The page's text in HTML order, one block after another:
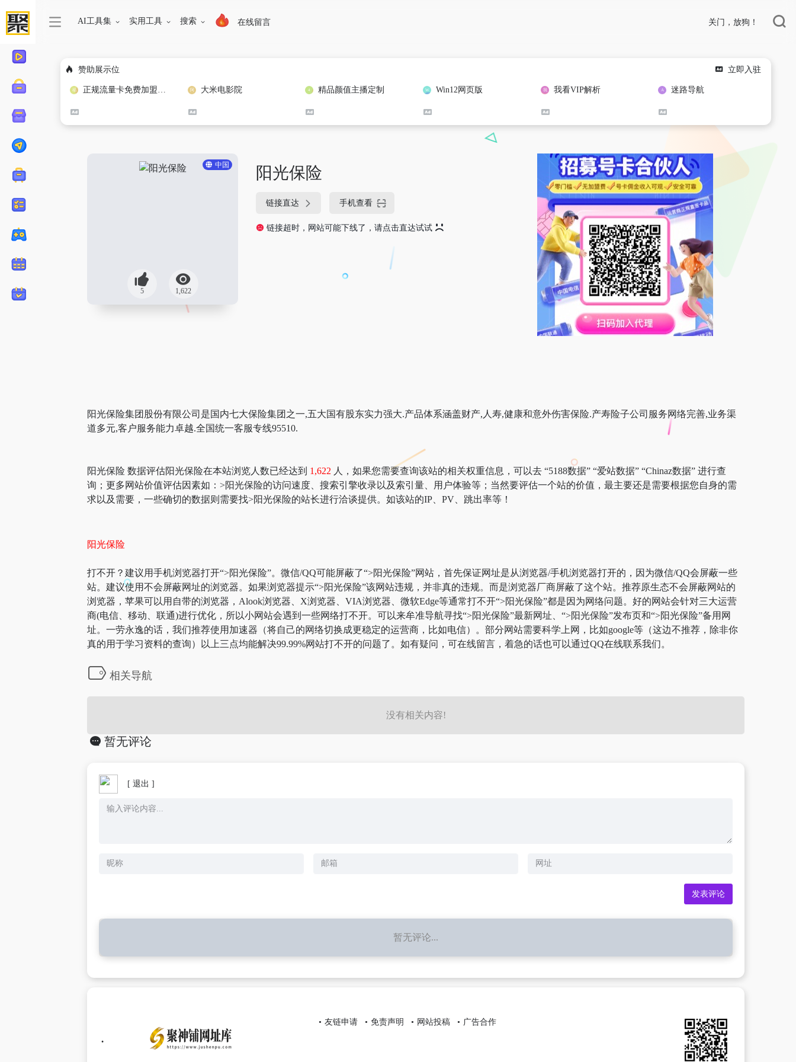
AI工具集 实用工具 搜索 在线留言 关门，放狗！
赞助展示位 立即入驻
正规流量卡免费加盟合作 大米电影院 精品颜值主播定制 Win12网页版 我看VIP解析 迷路导航
中国
5 1,622
阳光保险
链接直达 手机查看
链接超时，网站可能下线了，请点击直达试试
阳光保险集团股份有限公司是国内七大保险集团之一,五大国有股东实力强大.产品体系涵盖财产,人寿,健康和意外伤害保险.产寿险子公司服务网络完善,业务渠
道多元,客户服务能力卓越.全国统一客服专线95510.
阳光保险 数据评估阳光保险在本站浏览人数已经达到 1,622 人，如果您需要查询该站的相关权重信息，可以去 “5188数据” “爱站数据” “Chinaz数据” 进行查
询；更多网站价值评估因素如：>阳光保险的访问速度、搜索引擎收录以及索引量、用户体验等；当然要评估一个站的价值，最主要还是需要根据您自身的需
求以及需要，一些确切的数据则需要找>阳光保险的站长进行洽谈提供。如该站的IP、PV、跳出率等！
阳光保险
打不开？建议用手机浏览器打开“>阳光保险”。微信/QQ可能屏蔽了“>阳光保险”网站，首先保证网址是从浏览器/手机浏览器打开的，因为微信/QQ会屏蔽一些
站。建议使用不会屏蔽网址的浏览器。如果浏览器提示“>阳光保险”该网站违规，并非真的违规。而是浏览器厂商屏蔽了这个站。推荐原生态不会屏蔽网站的
浏览器，苹果可以用自带的浏览器，Alook浏览器、X浏览器、VIA浏览器、微软Edge等通常打不开“>阳光保险”都是因为网络问题。好的网站会针对三大运营
商(电信、移动、联通)进行优化，所以小网站会遇到一些网络打不开。可以来牟准导航寻找“>阳光保险”最新网址、“>阳光保险”发布页和“>阳光保险”备用网
址。一劳永逸的话，我们推荐使用加速器（将自己的网络切换成更稳定的运营商，比如电信）。部分网站需要科学上网，比如google等（这边不推荐，除非你
真的用于学习资料的查询）以上三点均能解决99.99%网站打不开的问题了。如有疑问，可在线留言，着急的话也可以通过QQ在线联系我们。
相关导航
没有相关内容!
暂无评论
[ 退出 ]
暂无评论...
友链申请 免责声明 网站投稿 广告合作